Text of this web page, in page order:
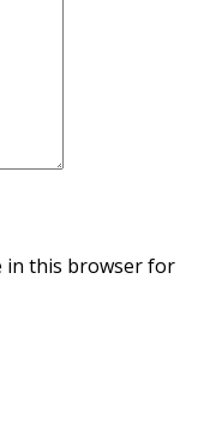
in this browser for